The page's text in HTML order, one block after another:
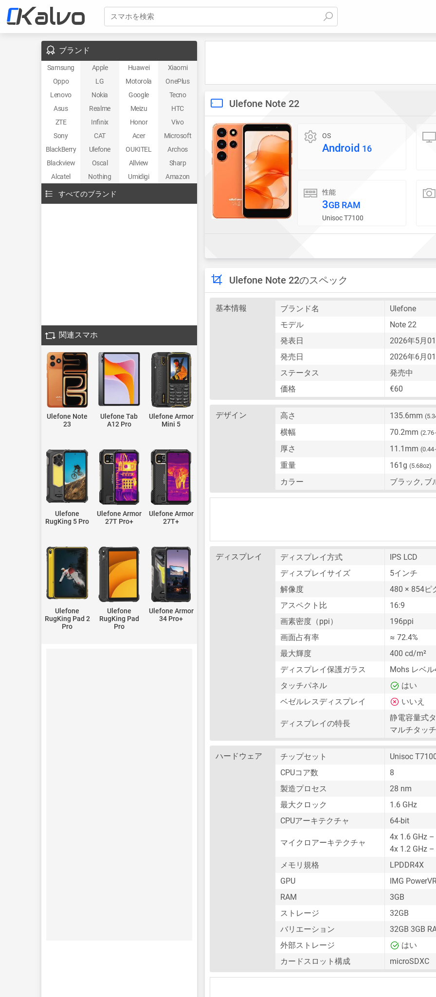
スマホを検索
Ulefone Note 22
OS
Android 16
性能
3GB RAM
Unisoc T7100
Ulefone Note 22のスペック
基本情報 ブランド名
Ulefone
モデル
Note 22
発表日
2026年5月
発売日
2026年6月
ステータス
発売中
価格
€60
デザイン 高さ 135.6mm
横幅 70.2mm (2.76
厚さ 11.1mm
重量 161g (5.68oz)
カラー ブラック, ブ
ディスプレイ ディスプレイ方式
IPS LCD
ディスプレイサイズ
5インチ
解像度
480 × 854ピ
アスペクト比
16:9
画素密度（ppi）
196ppi
画面占有率
≈ 72.4%
最大輝度
400 cd/m²
ディスプレイ保護ガラス
Mohs レベ
タッチパネル
はい
ベゼルレスディスプレイ
いいえ
ディスプレイの特長
静電容量式
マルチタッ
ハードウェア チップセット
Unisoc
CPUコア数
8
製造プロセス
28 nm
最大クロック
1.6 GHz
CPUアーキテクチャ
64-bit
マイクロアーキテクチャ
4x 1.6 GHz
4x 1.2 GHz
メモリ規格
LPDDR4X
GPU
IMG
RAM
3GB
ストレージ
32GB
バリエーション
32GB 3GB
外部ストレージ
はい
カードスロット構成
microSDXC
ブランド
Samsung Apple Huawei
Xiaomi
Oppo
LG Motorola
OnePlus
Lenovo
Nokia Google
Tecno
Asus
Realme Meizu
HTC
ZTE
Infinix Honor
Vivo
Sony
CAT Acer
Microsoft
BlackBerry
Ulefone OUKITEL
Archos
Blackview
Oscal Allview
Sharp
Alcatel
Nothing Umidigi Amazon
すべてのブランド
関連スマホ
Ulefone Note
23
Ulefone Tab
A12 Pro
Ulefone Armor
Mini 5
Ulefone
RugKing 5 Pro
Ulefone Armor
27T Pro+
Ulefone Armor
27T+
Ulefone
RugKing Pad 2
Pro
Ulefone
RugKing Pad
Pro
Ulefone Armor
34 Pro+